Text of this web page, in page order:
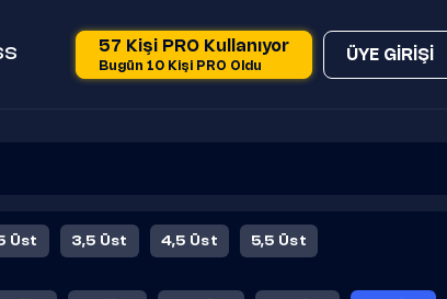
57 Kişi PRO Kullanıyor
Bugün 10 Kişi PRO Oldu
ÜYE GİRİŞİ
Üst 3,5 Üst 4,5 Üst 5,5 Üst